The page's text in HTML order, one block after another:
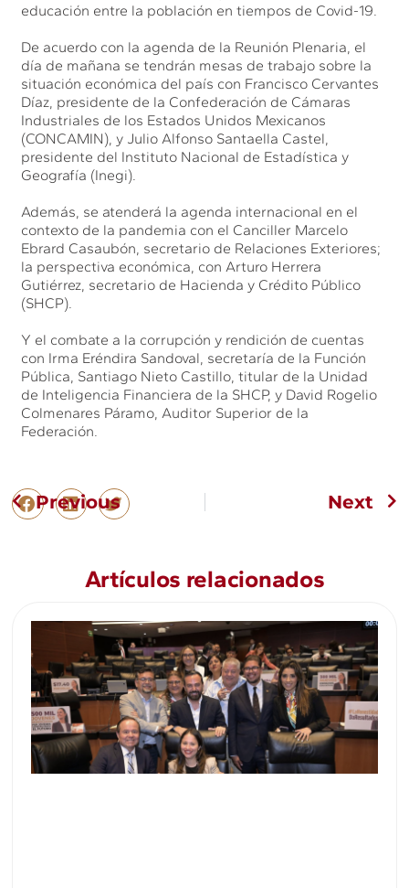
educación entre la población en tiempos de Covid-19.
De acuerdo con la agenda de la Reunión Plenaria, el
día de mañana se tendrán mesas de trabajo sobre la
situación económica del país con Francisco Cervantes
Díaz, presidente de la Confederación de Cámaras
Industriales de los Estados Unidos Mexicanos
(CONCAMIN), y Julio Alfonso Santaella Castel,
presidente del Instituto Nacional de Estadística y
Geografía (Inegi).
Además, se atenderá la agenda internacional en el
contexto de la pandemia con el Canciller Marcelo
Ebrard Casaubón, secretario de Relaciones Exteriores;
la perspectiva económica, con Arturo Herrera
Gutiérrez, secretario de Hacienda y Crédito Público
(SHCP).
Y el combate a la corrupción y rendición de cuentas
con Irma Eréndira Sandoval, secretaría de la Función
Pública, Santiago Nieto Castillo, titular de la Unidad
de Inteligencia Financiera de la SHCP, y David Rogelio
Colmenares Páramo, Auditor Superior de la
Federación.
Previous Next
Artículos relacionados